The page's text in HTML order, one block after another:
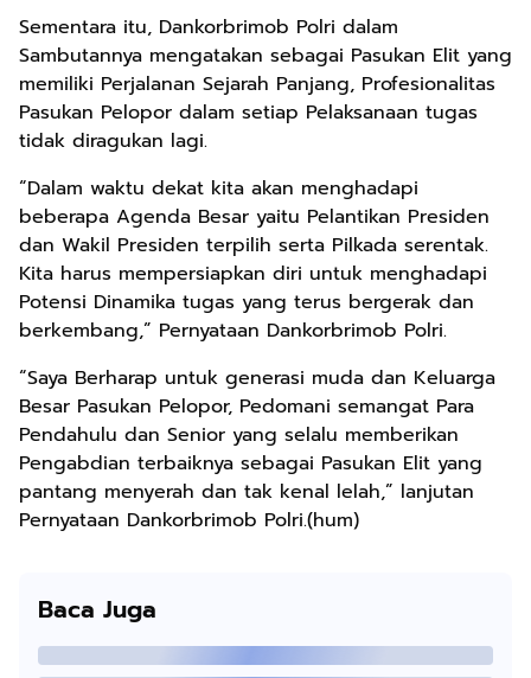
Sementara itu, Dankorbrimob Polri dalam
Sambutannya mengatakan sebagai Pasukan Elit yang
memiliki Perjalanan Sejarah Panjang, Profesionalitas
Pasukan Pelopor dalam setiap Pelaksanaan tugas
tidak diragukan lagi.
“Dalam waktu dekat kita akan menghadapi
beberapa Agenda Besar yaitu Pelantikan Presiden
dan Wakil Presiden terpilih serta Pilkada serentak.
Kita harus mempersiapkan diri untuk menghadapi
Potensi Dinamika tugas yang terus bergerak dan
berkembang,” Pernyataan Dankorbrimob Polri.
“Saya Berharap untuk generasi muda dan Keluarga
Besar Pasukan Pelopor, Pedomani semangat Para
Pendahulu dan Senior yang selalu memberikan
Pengabdian terbaiknya sebagai Pasukan Elit yang
pantang menyerah dan tak kenal lelah,” lanjutan
Pernyataan Dankorbrimob Polri.(hum)
Baca Juga